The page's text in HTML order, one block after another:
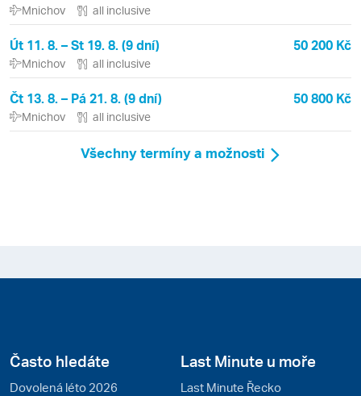
Mnichov all inclusive
Út 11. 8. – St 19. 8. (9 dní) 50 200 Kč
Mnichov all inclusive
Čt 13. 8. – Pá 21. 8. (9 dní) 50 800 Kč
Mnichov all inclusive
Všechny termíny a možnosti
Často hledáte
Dovolená léto 2026
Last Minute u moře
Last Minute Řecko